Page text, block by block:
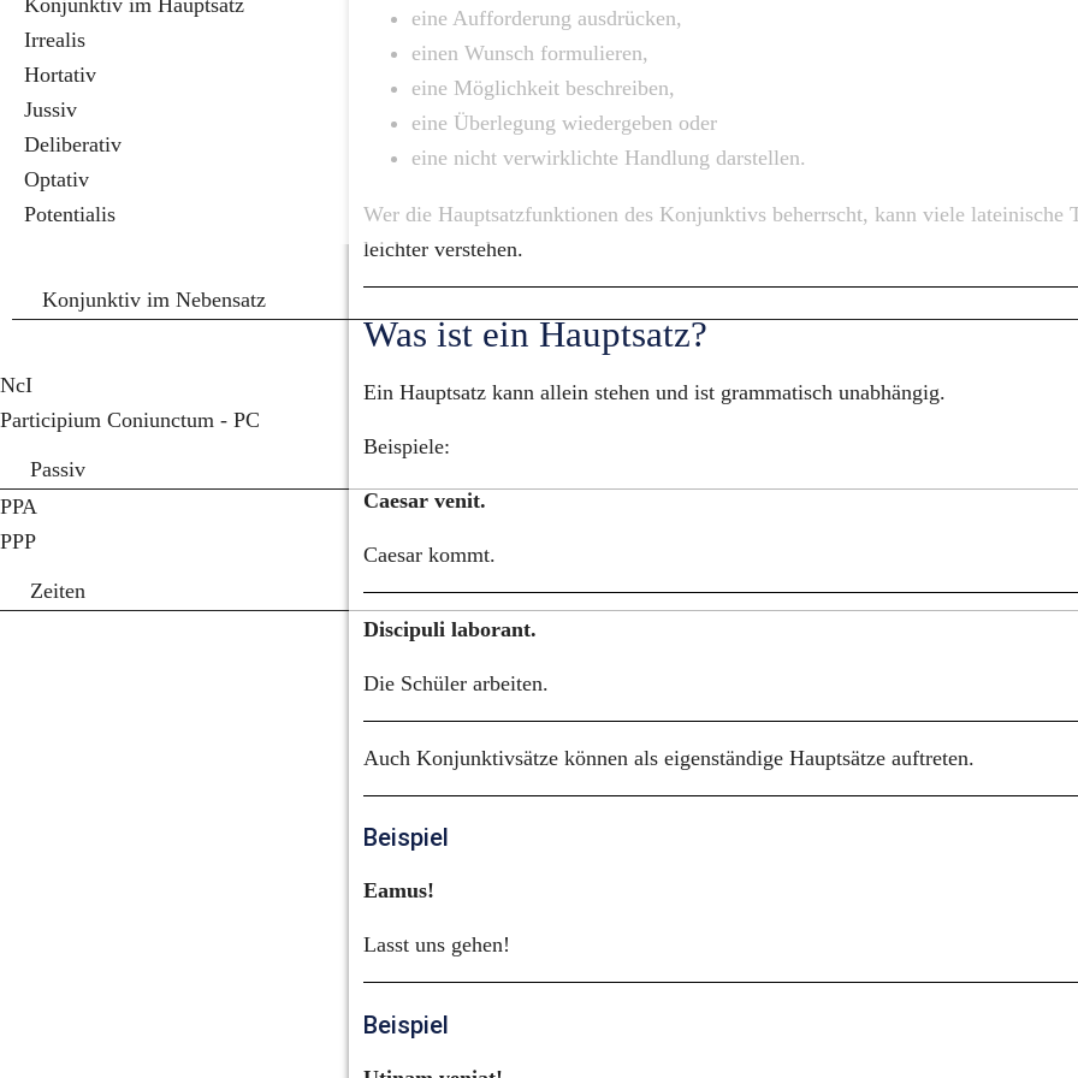
Konjunktiv im Hauptsatz
Irrealis
Hortativ
Jussiv
Deliberativ
Optativ
Potentialis
Konjunktiv im Nebensatz
NcI
Participium Coniunctum - PC
Passiv
PPA
PPP
Zeiten
eine Aufforderung ausdrücken,
einen Wunsch formulieren,
eine Möglichkeit beschreiben,
eine Überlegung wiedergeben oder
eine nicht verwirklichte Handlung darstellen.
Wer die Hauptsatzfunktionen des Konjunktivs beherrscht, kann viele lateinische
leichter verstehen.
Was ist ein Hauptsatz?
Ein Hauptsatz kann allein stehen und ist grammatisch unabhängig.
Beispiele:
Caesar venit.
Caesar kommt.
Discipuli laborant.
Die Schüler arbeiten.
Auch Konjunktivsätze können als eigenständige Hauptsätze auftreten.
Beispiel
Eamus!
Lasst uns gehen!
Beispiel